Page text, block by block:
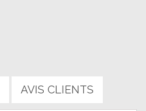
AVIS CLIENTS